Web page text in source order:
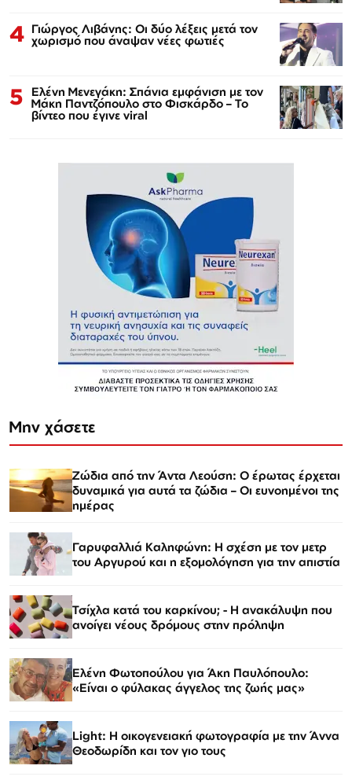
4 Γιώργος Λιβάνης: Οι δύο λέξεις μετά τον
χωρισμό που άναψαν νέες φωτιές
5 Ελένη Μενεγάκη: Σπάνια εμφάνιση με τον
Μάκη Παντζόπουλο στο Φισκάρδο – Το
βίντεο που έγινε viral
Μην χάσετε
Ζώδια από την Άντα Λεούση: Ο έρωτας έρχεται
δυναμικά για αυτά τα ζώδια – Οι ευνοημένοι της
ημέρας
Γαρυφαλλιά Καληφώνη: Η σχέση με τον μετρ
του Αργυρού και η εξομολόγηση για την απιστία
Τσίχλα κατά του καρκίνου; - Η ανακάλυψη που
ανοίγει νέους δρόμους στην πρόληψη
Ελένη Φωτοπούλου για Άκη Παυλόπουλο:
«Είναι ο φύλακας άγγελος της ζωής μας»
Light: Η οικογενειακή φωτογραφία με την Άννα
Θεοδωρίδη και τον γιο τους